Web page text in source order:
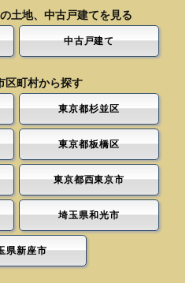
土地、中古戸建てを見る
中古戸建て
区町村から探す
東京都杉並区
東京都板橋区
東京都西東京市
埼玉県和光市
県新座市